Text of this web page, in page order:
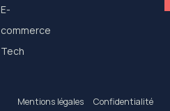
E-
commerce
Tech
Mentions légales Confidentialité